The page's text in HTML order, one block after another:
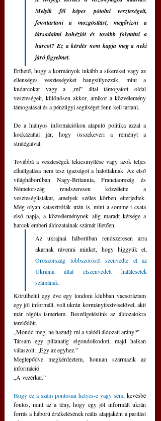
Melyik fél képes pótolni veszteségeit,
fenntartani a mozgósítást, megőrizni a
társadalmi kohéziót és tovább folytatni a
harcot? Ez a kérdés nem kapja meg a neki
járó figyelmet.
Érthető, hogy a kormányok inkább a sikereket vagy az
ellenséges veszteségeket hangsúlyozzák, mint a
kudarcokat vagy a „mi” által támogatott oldal
veszteségeit, különösen akkor, amikor a közvélemény
támogatását és a pénzügyi segítséget fenn kell tartani.
De a hiányos információkon alapuló politika azzal a
kockázattal jár, hogy összekeveri a reményt a
stratégiával.
Továbbá a veszteségek lekicsinyítése vagy azok teljes
elhallgatása nem tesz igazságot a halottaknak. Az első
világháborúban Nagy-Britannia, Franciaország és
Németország rendszeresen közzétette a
veszteséglistákat, amelyek széles körben elterjedtek.
Még olyan katasztrófák után is, mint a somme-i csata
első napja, a közvéleménynek alig maradt kétsége a
harcok emberi áldozatainak számát illetően.
Az ukrajnai háborúban rendszeresen arra
Oroszország többszörösét szenvedte el az
Ukrajna által elszenvedett halálesetek
számának.
Körülbelül egy éve egy londoni klubban vacsoráztam
egy jól informált, volt ukrán kormánytisztviselővel, akit
már régóta ismertem. Beszélgetésünk az áldozatokra
terelődött.
„Mondd meg, ne hazudj: mi a valódi áldozati arány?”
Társam egy pillanatig elgondolkodott, majd halkan
válaszolt: „Egy az egyhez.”
Meglepődve megkérdeztem, honnan származik az
információ.
„A vezérkar.”
Hogy ez a szám pontosan helyes-e vagy sem, kevésbé
fontos, mint az a tény, hogy egy jól informált ukrán
forrás a háború értékelésének reális alapjaként a paritást